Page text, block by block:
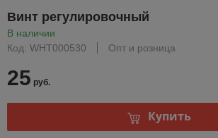
Винт регулировочный
В наличии
Код: WHT000530
Опт и розница
25 руб.
Купить